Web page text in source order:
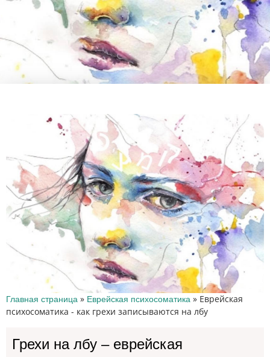
Главная страница » Еврейская психосоматика » Еврейская
психосоматика - как грехи записываются на лбу
Грехи на лбу – еврейская